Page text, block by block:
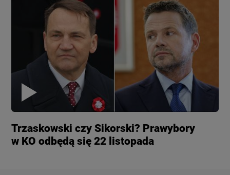
Trzaskowski czy Sikorski? Prawybory
w KO odbędą się 22 listopada